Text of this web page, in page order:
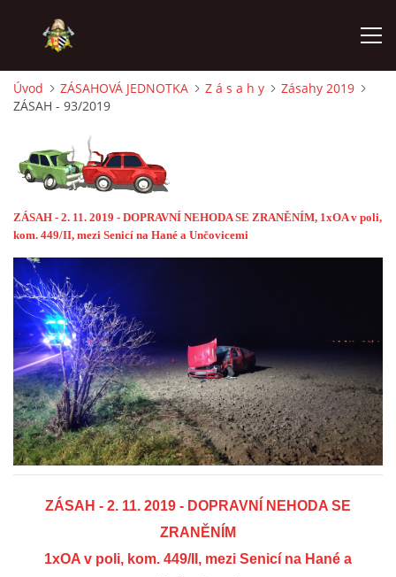
ÚVOD
PODPOŘTE NÁS PŘES GIVT.CZ
ČINNOST SDH
ZÁSAHOVÁ JEDNOTKA
REKONSTRUKCE
MLADÍ HASIČI
FOTOGALERIE
Úvod ZÁSAHOVÁ JEDNOTKA Z á s a h y
Zásahy 2019
ZÁSAH - 93/2019
ZÁSAH - 2. 11. 2019 - DOPRAVNÍ NEHODA SE ZRANĚNÍM, 1xOA v poli,
kom. 449/II, mezi Senicí na Hané a Unčovicemi
ZÁSAH - 2. 11. 2019 - DOPRAVNÍ NEHODA SE
ZRANĚNÍM
1xOA v poli, kom. 449/II, mezi Senicí na Hané a